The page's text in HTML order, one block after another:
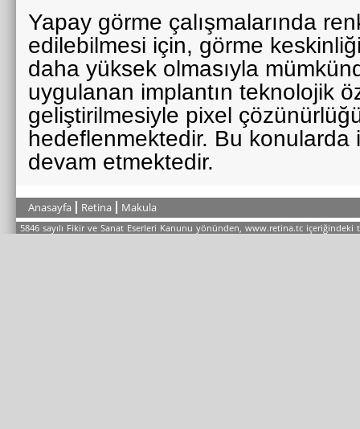
Yapay görme çalışmalarında
edilebilmesi için, görme
daha yüksek olmasıyla
uygulanan implantın teknolojik
geliştirilmesiyle pixel
hedeflenmektedir. Bu konularda
devam etmektedir.
Anasayfa Retina Makula
5846 sayılı Fikir ve Sanat Eserleri Kanunu yönünden, www.retina.tc